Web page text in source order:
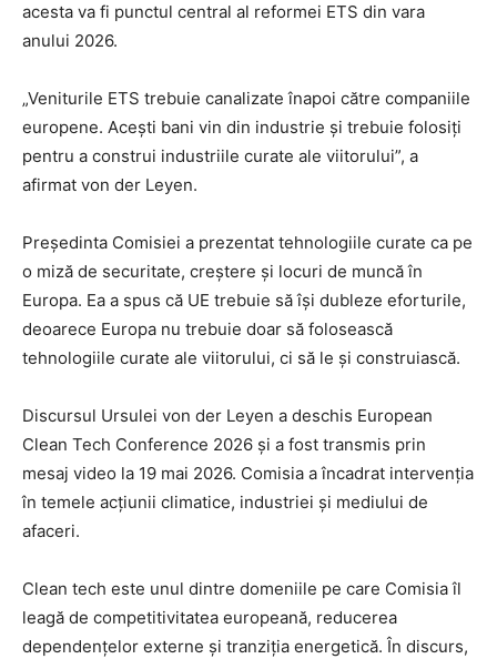
acesta va fi punctul central al reformei ETS din vara
anului 2026.
„Veniturile ETS trebuie canalizate înapoi către companiile
europene. Acești bani vin din industrie și trebuie folosiți
pentru a construi industriile curate ale viitorului”, a
afirmat von der Leyen.
Președinta Comisiei a prezentat tehnologiile curate ca pe
o miză de securitate, creștere și locuri de muncă în
Europa. Ea a spus că UE trebuie să își dubleze eforturile,
deoarece Europa nu trebuie doar să folosească
tehnologiile curate ale viitorului, ci să le și construiască.
Discursul Ursulei von der Leyen a deschis European
Clean Tech Conference 2026 și a fost transmis prin
mesaj video la 19 mai 2026. Comisia a încadrat intervenția
în temele acțiunii climatice, industriei și mediului de
afaceri.
Clean tech este unul dintre domeniile pe care Comisia îl
leagă de competitivitatea europeană, reducerea
dependențelor externe și tranziția energetică. În discurs,